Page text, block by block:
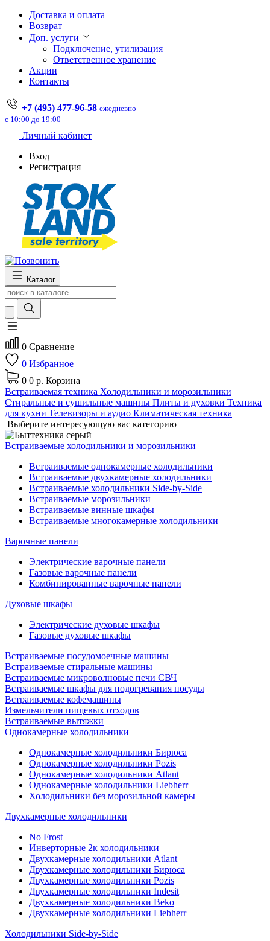
Доставка и оплата
Возврат
Доп. услуги
Подключение, утилизация
Ответственное хранение
Акции
Контакты
+7 (495) 477-96-58 ежедневно
с 10:00 до 19:00
Личный кабинет
Вход
Регистрация
Каталог
0 Сравнение
0 Избранное
0 0 р. Корзина
Встраиваемая техника Холодильники и морозильники
Стиральные и сушильные машины Плиты и духовки Техника
для кухни Телевизоры и аудио Климатическая техника
Выберите интересующую вас категорию
Встраиваемые холодильники и морозильники
Встраиваемые однокамерные холодильники
Встраиваемые двухкамерные холодильники
Встраиваемые холодильники Side-by-Side
Встраиваемые морозильники
Встраиваемые винные шкафы
Встраиваемые многокамерные холодильники
Варочные панели
Электрические варочные панели
Газовые варочные панели
Комбинированные варочные панели
Духовые шкафы
Электрические духовые шкафы
Газовые духовые шкафы
Встраиваемые посудомоечные машины
Встраиваемые стиральные машины
Встраиваемые микроволновые печи СВЧ
Встраиваемые шкафы для подогревания посуды
Встраиваемые кофемашины
Измельчители пищевых отходов
Встраиваемые вытяжки
Однокамерные холодильники
Однокамерные холодильники Бирюса
Однокамерные холодильники Pozis
Однокамерные холодильники Atlant
Однокамерные холодильники Liebherr
Холодильники без морозильной камеры
Двухкамерные холодильники
No Frost
Инверторные 2к холодильники
Двухкамерные холодильники Atlant
Двухкамерные холодильники Бирюса
Двухкамерные холодильники Pozis
Двухкамерные холодильники Indesit
Двухкамерные холодильники Beko
Двухкамерные холодильники Liebherr
Холодильники Side-by-Side